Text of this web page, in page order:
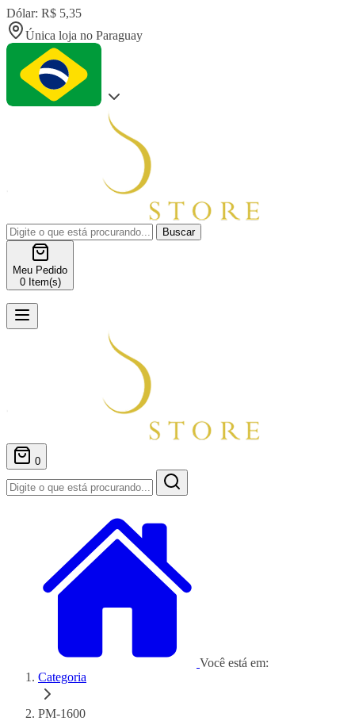
Dólar: R$ 5,35
Única loja no Paraguay
Buscar
Meu Pedido
0 Item(s)
0
Você está em:
Categoria
PM-1600